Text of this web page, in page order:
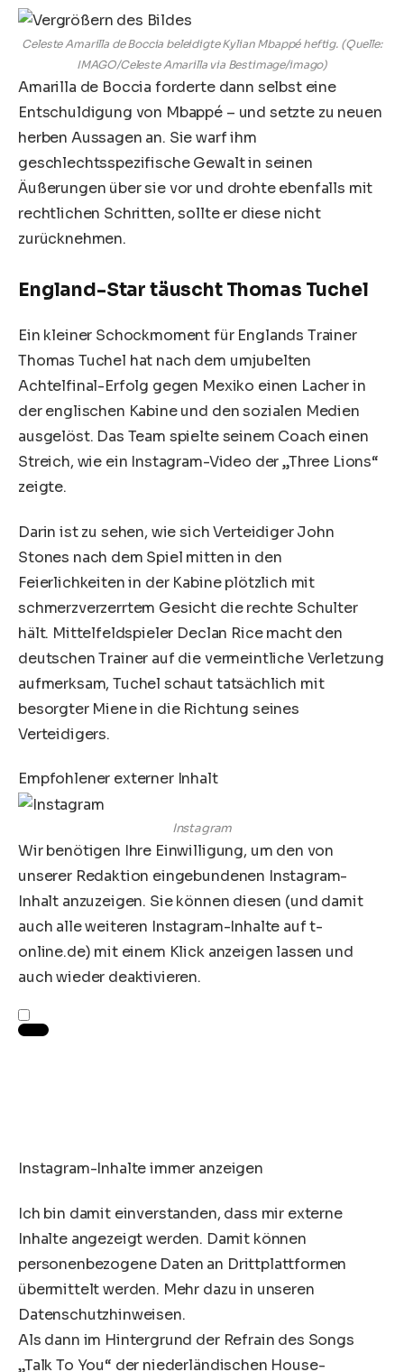
Celeste Amarilla de Boccia beleidigte Kylian Mbappé heftig. (Quelle:
IMAGO/Celeste Amarilla via Bestimage/imago)
Amarilla de Boccia forderte dann selbst eine
Entschuldigung von Mbappé – und setzte zu neuen
herben Aussagen an. Sie warf ihm
geschlechtsspezifische Gewalt in seinen
Äußerungen über sie vor und drohte ebenfalls mit
rechtlichen Schritten, sollte er diese nicht
zurücknehmen.
England-Star täuscht Thomas Tuchel
Ein kleiner Schockmoment für Englands Trainer
Thomas Tuchel hat nach dem umjubelten
Achtelfinal-Erfolg gegen Mexiko einen Lacher in
der englischen Kabine und den sozialen Medien
ausgelöst. Das Team spielte seinem Coach einen
Streich, wie ein Instagram-Video der „Three Lions“
zeigte.
Darin ist zu sehen, wie sich Verteidiger John
Stones nach dem Spiel mitten in den
Feierlichkeiten in der Kabine plötzlich mit
schmerzverzerrtem Gesicht die rechte Schulter
hält. Mittelfeldspieler Declan Rice macht den
deutschen Trainer auf die vermeintliche Verletzung
aufmerksam, Tuchel schaut tatsächlich mit
besorgter Miene in die Richtung seines
Verteidigers.
Empfohlener externer Inhalt
Instagram
Wir benötigen Ihre Einwilligung, um den von
unserer Redaktion eingebundenen Instagram-
Inhalt anzuzeigen. Sie können diesen (und damit
auch alle weiteren Instagram-Inhalte auf t-
online.de) mit einem Klick anzeigen lassen und
auch wieder deaktivieren.
Instagram-Inhalte immer anzeigen
Ich bin damit einverstanden, dass mir externe
Inhalte angezeigt werden. Damit können
personenbezogene Daten an Drittplattformen
übermittelt werden. Mehr dazu in unseren
Datenschutzhinweisen.
Als dann im Hintergrund der Refrain des Songs
„Talk To You“ der niederländischen House-